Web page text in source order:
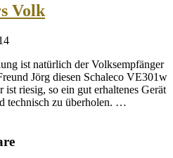
Volk
ist natürlich der Volksempfänger
Jörg diesen Schaleco VE301w
riesig, so ein gut erhaltenes Gerät
technisch zu überholen. …